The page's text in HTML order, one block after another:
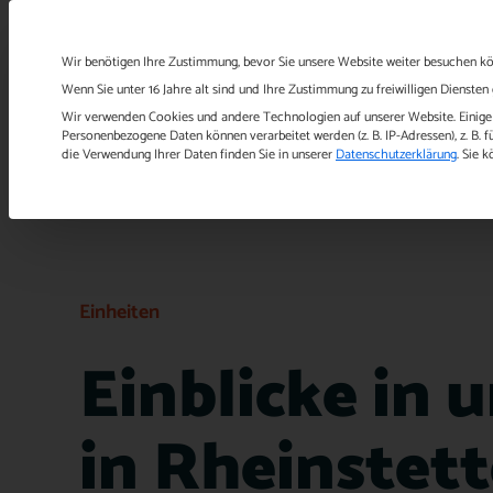
Einheiten
Einblicke in
in
Datenschutzeinstellungen
Wir benötigen Ihre Zustimmung, bevor Sie unsere Website weiter besuchen
Wenn Sie unter 16 Jahre alt sind und Ihre Zustimmung zu freiwilligen
Wir verwenden Cookies und andere Technologien auf unserer Website.
Personenbezogene Daten können verarbeitet werden (z. B. IP-Adressen), z.
die Verwendung Ihrer Daten finden Sie in unsererDatenschutzerklärung.Sie